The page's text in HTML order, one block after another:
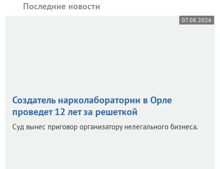
Последние новости
07.08.2026
Создатель нарколаборатории в Орле
проведет 12 лет за решеткой
Суд вынес приговор организатору нелегального бизнеса.